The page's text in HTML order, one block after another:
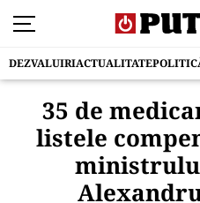
DEZVALUIRIACTUALITATE
35 de
listele